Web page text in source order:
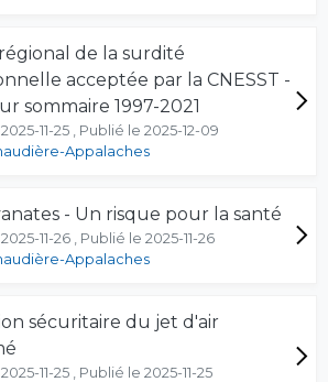
de la surdité
acceptée par la CNESST -
sommaire 1997-2021
11-25 , Publié le 2025-12-09
Appalaches
- Un risque pour la santé
11-26 , Publié le 2025-11-26
Appalaches
sécuritaire du jet d'air
11-25 , Publié le 2025-11-25